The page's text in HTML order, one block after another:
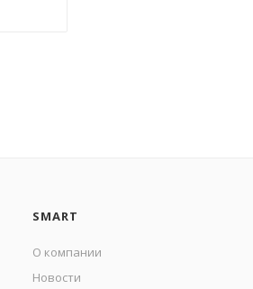
SMART
О компании
Новости